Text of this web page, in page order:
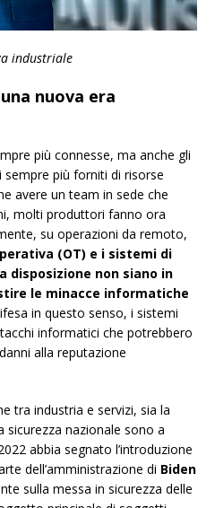
industriale
nuova era
più connesse, ma anche gli
più forniti di risorse
avere un team in sede che
molti produttori fanno ora
su operazioni da remoto,
(OT) e i sistemi di
disposizione non siano in
le minacce informatiche
in questo senso, i sistemi
informatici che potrebbero
alla reputazione
tra industria e servizi, sia la
sicurezza nazionale sono a
abbia segnato l’introduzione
dell’amministrazione di Biden
sulla messa in sicurezza delle